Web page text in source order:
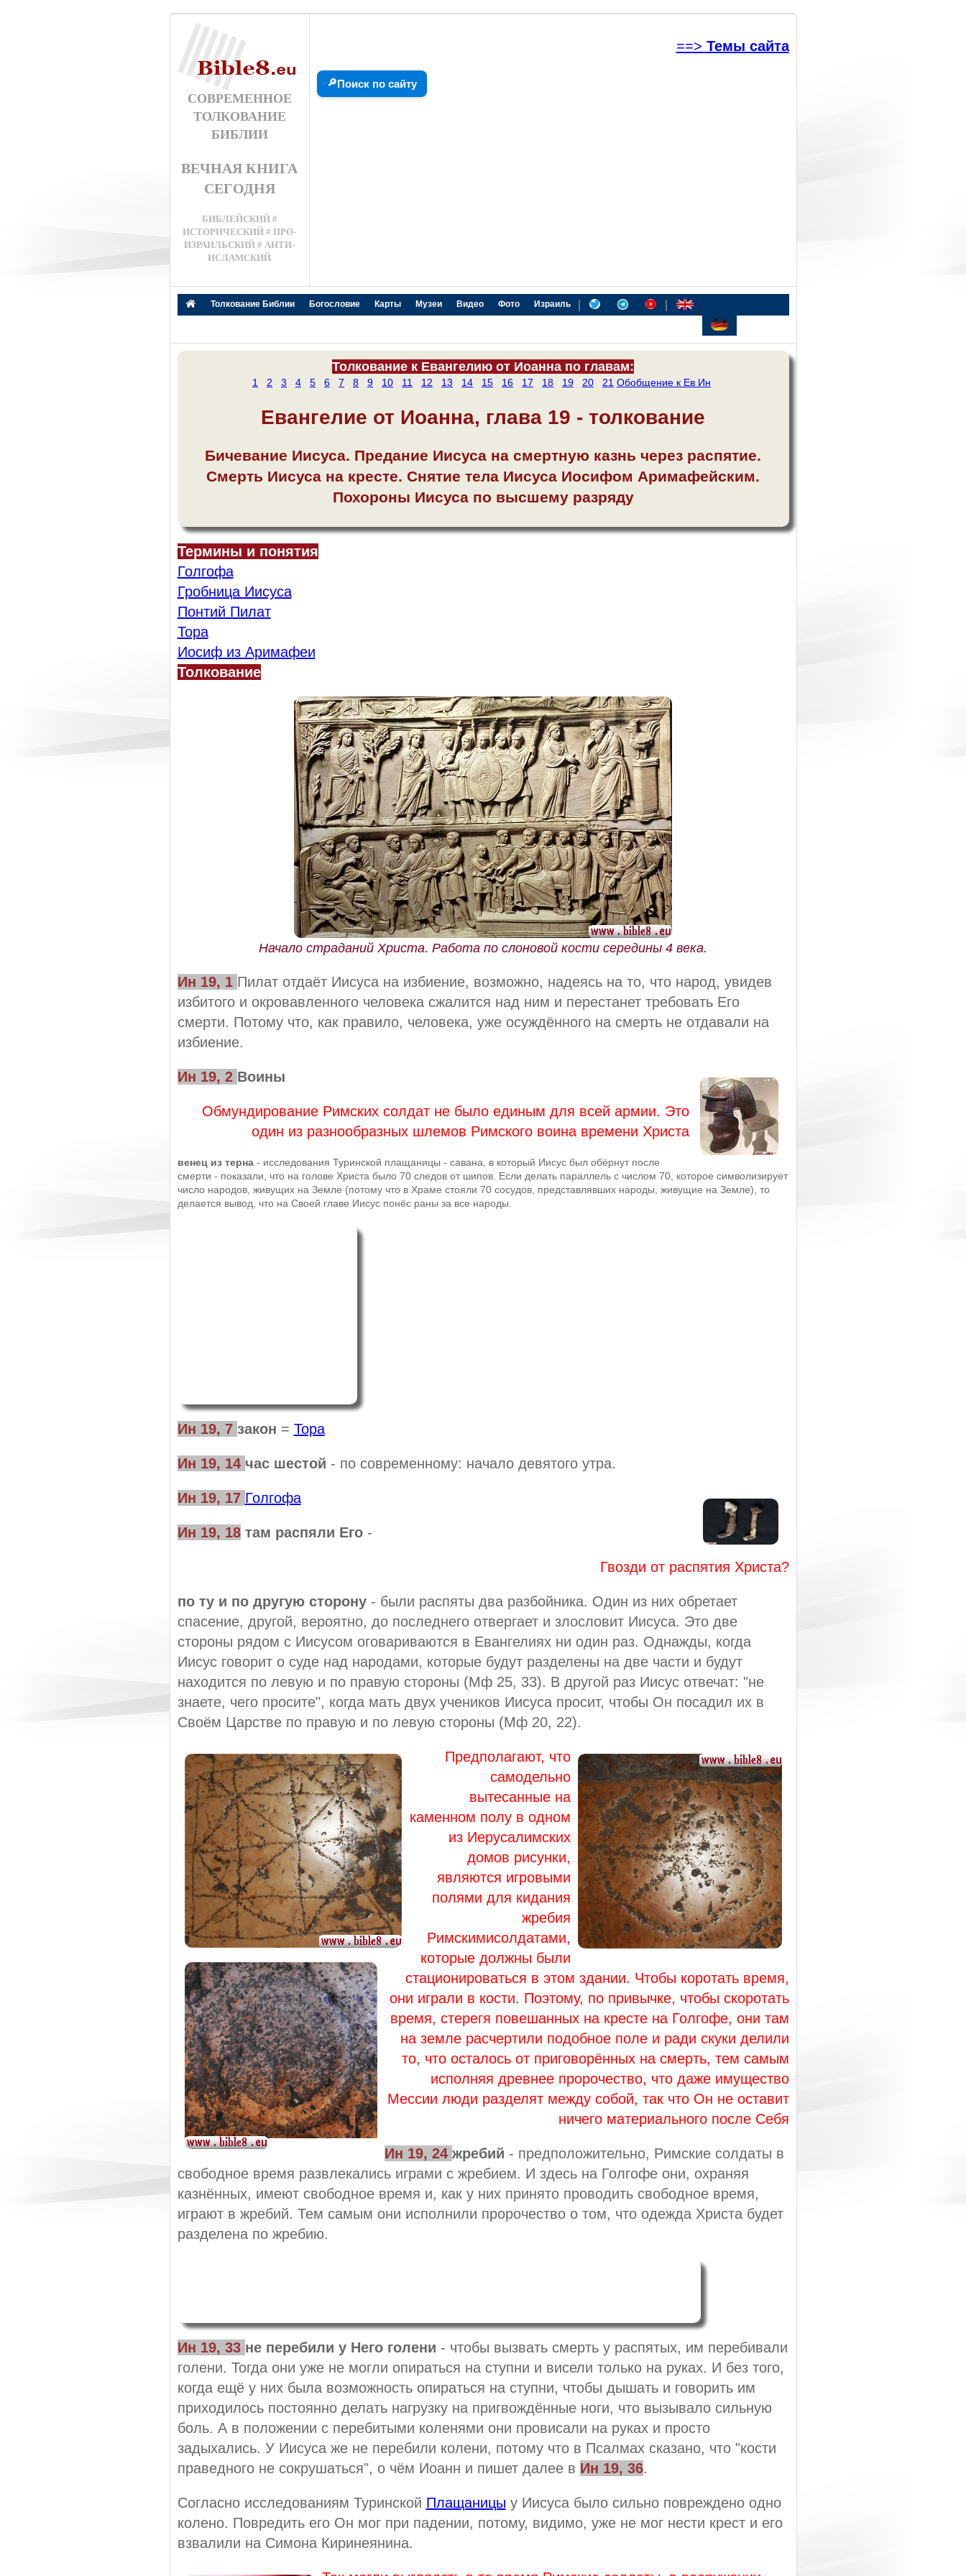
СОВРЕМЕННОЕ
ТОЛКОВАНИЕ
БИБЛИИ
ВЕЧНАЯ КНИГА
СЕГОДНЯ
БИБЛЕЙСКИЙ #
ИСТОРИЧЕСКИЙ # ПРО-
ИЗРАИЛЬСКИЙ # АНТИ-
ИСЛАМСКИЙ
==> Темы сайта
🔎Поиск по сайту
Толкование Библии Богословие Карты Музеи Видео Фото Израиль | |
Толкование к Евангелию от Иоанна по главам:
1 2 3 4 5 6 7 8 9 10 11 12 13 14 15 16 17 18 19 20 21 Обобщение к Ев Ин
Евангелие от Иоанна, глава 19 - толкование
Бичевание Иисуса. Предание Иисуса на смертную казнь через распятие.
Смерть Иисуса на кресте. Снятие тела Иисуса Иосифом Аримафейским.
Похороны Иисуса по высшему разряду
Термины и понятия
Голгофа
Гробница Иисуса
Понтий Пилат
Тора
Иосиф из Аримафеи
Толкование
Начало страданий Христа. Работа по слоновой кости середины 4 века.
Ин 19, 1 Пилат отдаёт Иисуса на избиение, возможно, надеясь на то, что народ, увидев
избитого и окровавленного человека сжалится над ним и перестанет требовать Его
смерти. Потому что, как правило, человека, уже осуждённого на смерть не отдавали на
избиение.
Ин 19, 2 Воины
Обмундирование Римских солдат не было единым для всей армии. Это
один из разнообразных шлемов Римского воина времени Христа
венец из терна- исследования Туринской плащаницы - савана, в который Иисус был обёрнут после
смерти - показали, что на голове Христа было 70 следов от шипов. Если делать параллель с числом 70, которое символизирует
число народов, живущих на Земле (потому что в Храме стояли 70 сосудов, представлявших народы, живущие на Земле), то
делается вывод, что на Своей главе Иисус понёс раны за все народы.
Ин 19, 7 закон = Тора
Ин 19, 14 час шестой - по современному: начало девятого утра.
Ин 19, 17 Голгофа
Ин 19, 18 там распяли Его-
Гвозди от распятия Христа?
по ту и по другую сторону- были распяты два разбойника. Один из них обретает
спасение, другой, вероятно, до последнего отвергает и злословит Иисуса. Это две
стороны рядом с Иисусом оговариваются в Евангелиях ни один раз. Однажды, когда
Иисус говорит о суде над народами, которые будут разделены на две части и будут
находится по левую и по правую стороны (Мф 25, 33). В другой раз Иисус отвечат: "не
знаете, чего просите", когда мать двух учеников Иисуса просит, чтобы Он посадил их в
Своём Царстве по правую и по левую стороны (Мф 20, 22).
Предполагают, что
самодельно
вытесанные на
каменном полу в одном
из Иерусалимских
домов рисунки,
являются игровыми
полями для кидания
жребия
Римскимисолдатами,
которые должны были
стационироваться в этом здании. Чтобы коротать время,
они играли в кости. Поэтому, по привычке, чтобы скоротать
время, стерегя повешанных на кресте на Голгофе, они там
на земле расчертили подобное поле и ради скуки делили
то, что осталось от приговорённых на смерть, тем самым
исполняя древнее пророчество, что даже имущество
Мессии люди разделят между собой, так что Он не оставит
ничего материального после Себя
Ин 19, 24 жребий - предположительно, Римские солдаты в
свободное время развлекались играми с жребием. И здесь на Голгофе они, охраняя
казнённых, имеют свободное время и, как у них принято проводить свободное время,
играют в жребий. Тем самым они исполнили пророчество о том, что одежда Христа будет
разделена по жребию.
Ин 19, 33 не перебили у Него голени - чтобы вызвать смерть у распятых, им перебивали
голени. Тогда они уже не могли опираться на ступни и висели только на руках. И без того,
когда ещё у них была возможность опираться на ступни, чтобы дышать и говорить им
приходилось постоянно делать нагрузку на пригвождённые ноги, что вызывало сильную
боль. А в положении с перебитыми коленями они провисали на руках и просто
задыхались. У Иисуса же не перебили колени, потому что в Псалмах сказано, что "кости
праведного не сокрушаться", о чём Иоанн и пишет далее в Ин 19, 36.
Согласно исследованиям Туринской Плащаницы у Иисуса было сильно повреждено одно
колено. Повредить его Он мог при падении, потому, видимо, уже не мог нести крест и его
взвалили на Симона Киринеянина.